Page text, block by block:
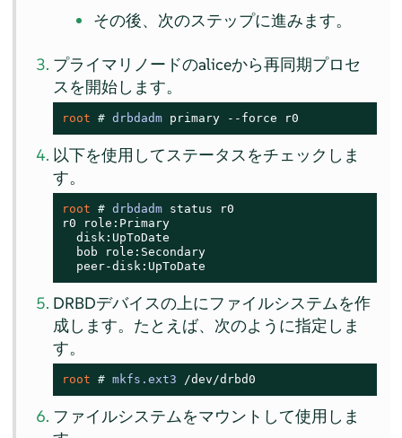
その後、次のステップに進みます。
プライマリノードのaliceから再同期プロセ
スを開始します。
root # drbdadm primary --force r0
以下を使用してステータスをチェックしま
す。
root # drbdadm status r0
r0 role:Primary
  disk:UpToDate
  bob role:Secondary
  peer-disk:UpToDate
DRBDデバイスの上にファイルシステムを作
成します。たとえば、次のように指定しま
す。
root # mkfs.ext3 /dev/drbd0
ファイルシステムをマウントして使用しま